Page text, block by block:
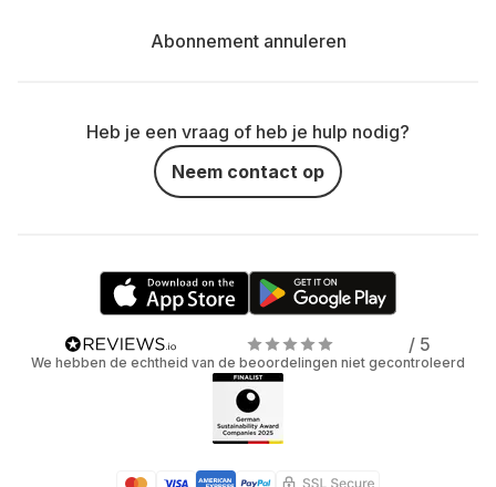
Abonnement annuleren
Heb je een vraag of heb je hulp nodig?
Neem contact op
/ 5
We hebben de echtheid van de beoordelingen niet gecontroleerd